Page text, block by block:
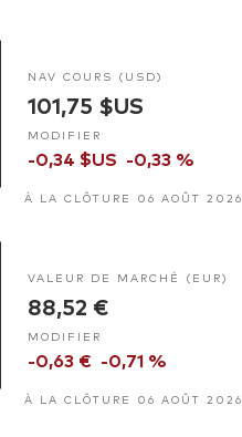
NAV COURS (USD)
101,75 $US
MODIFIER
-0,34 $US -0,33 %
À LA CLÔTURE 06 AOÛT 2026
VALEUR DE MARCHÉ (EUR)
88,52 €
MODIFIER
-0,63 € -0,71 %
À LA CLÔTURE 06 AOÛT 2026